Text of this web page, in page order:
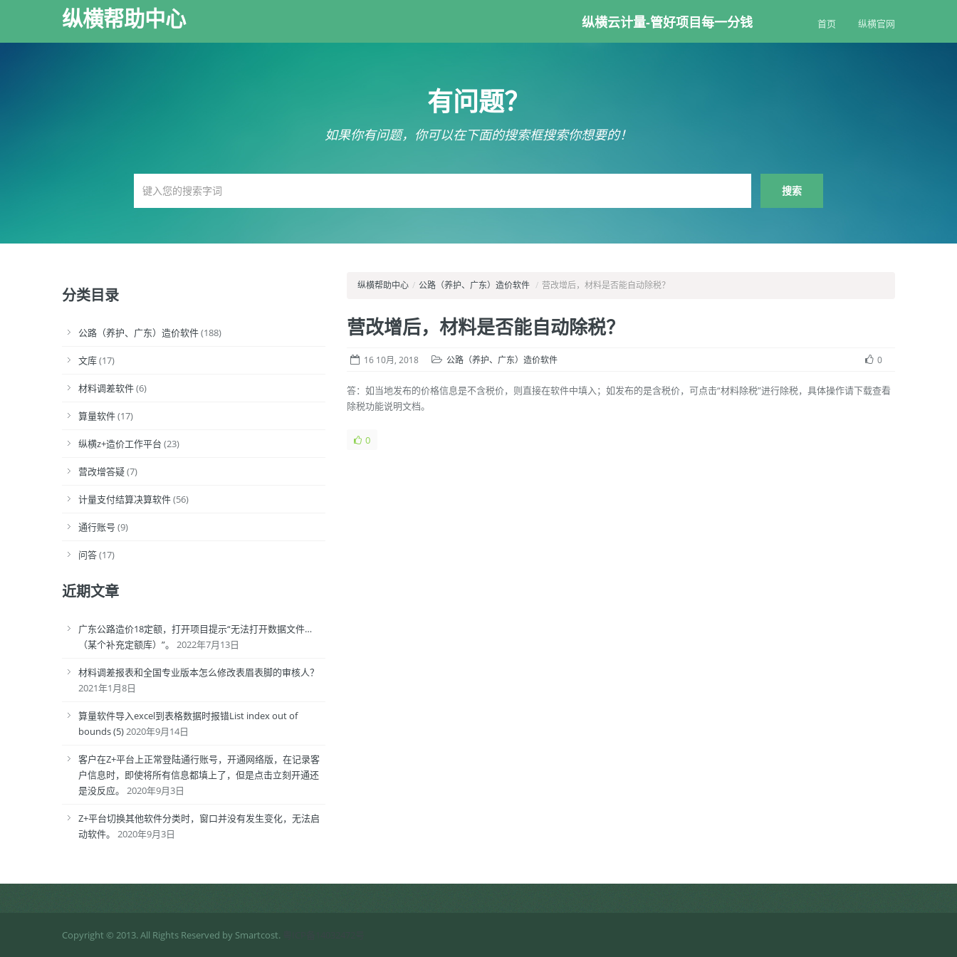
纵横帮助中心 纵横云计量-管好项目每一分钱 首页 纵横官网
有问题？
如果你有问题，你可以在下面的搜索框搜索你想要的！
分类目录
公路（养护、广东）造价软件(188)
文库(17)
材料调差软件(6)
算量软件(17)
纵横z+造价工作平台 (23)
营改增答疑(7)
计量支付结算决算软件(56)
通行账号 (9)
问答(17)
近期文章
广东公路造价18定额，打开项目提示“无法打开数据文件…
（某个补充定额库）”。
2022年7月13日
材料调差报表和全国专业版本怎么修改表眉表脚的审核人？
2021年1月8日
算量软件导入excel到表格数据时报错List index out of
bounds (5)2020年9月14日
客户在Z+平台上正常登陆通行账号，开通网络版，在记录客
户信息时，即使将所有信息都填上了，但是点击立刻开通还
是没反应。
2020年9月3日
Z+平台切换其他软件分类时，窗口并没有发生变化，无法启
动软件。
2020年9月3日
纵横帮助中心 / 公路（养护、广东）造价软件 / 营改增后，材料是否能自动除税？
营改增后，材料是否能自动除税？
16 10月, 2018 公路（养护、广东）造价软件 0
答：如当地发布的价格信息是不含税价，则直接在软件中填入；如发布的是含税价，可点击“材料除税”进行除税，具体操作请下载查看
除税功能说明文档。
0
Copyright © 2013. All Rights Reserved by Smartcost.